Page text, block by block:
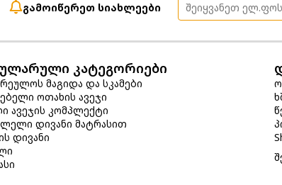
გამოიწერეთ სიახლეები
კატეგორიები
მაგიდა და სკამები
ოთახის ავეჯი
ავეჯის კომპლექტი
დივანი მატრასით
დივანი